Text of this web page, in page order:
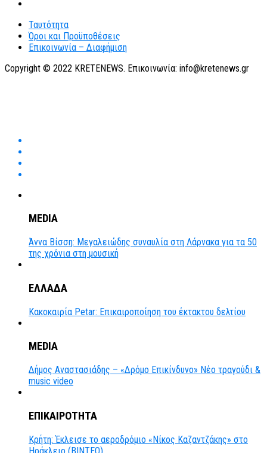
Ταυτότητα
Όροι και Προϋποθέσεις
Επικοινωνία – Διαφήμιση
Copyright © 2022 KRETENEWS. Επικοινωνία: info@kretenews.gr
MEDIA
Άννα Βίσση: Μεγαλειώδης συναυλία στη Λάρνακα για τα 50
της χρόνια στη μουσική
ΕΛΛΑΔΑ
Κακοκαιρία Petar: Επικαιροποίηση του έκτακτου δελτίου
MEDIA
Δήμος Αναστασιάδης – «Δρόμο Επικίνδυνο» Νέο τραγούδι &
music video
ΕΠΙΚΑΙΡΟΤΗΤΑ
Κρήτη: Έκλεισε το αεροδρόμιο «Νίκος Καζαντζάκης» στο
Ηράκλειο (ΒΙΝΤΕΟ)